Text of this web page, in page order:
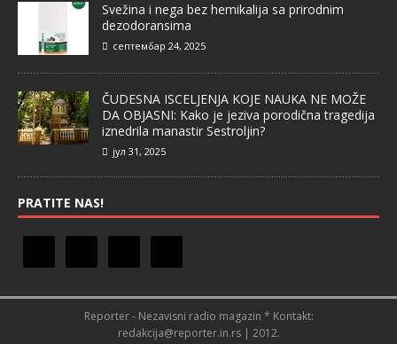
Svežina i nega bez hemikalija sa prirodnim
dezodoransima
септембар 24, 2025
ČUDESNA ISCELJENJA KOJE NAUKA NE MOŽE
DA OBJASNI: Kako je jeziva porodična tragedija
iznedrila manastir Sestroljin?
јул 31, 2025
PRATITE NAS!
Reporter - Nezavisni radio magazin * Kontakt:
redakcija@reporter.in.rs | 2012.